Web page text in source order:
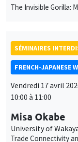
À DISTANCE
SÉMINAIRES
FRENCH-JAPANESE
Vendredi 17 avril
11:00 à 12:00
Michel Dimou
University of Toulon
Exploring